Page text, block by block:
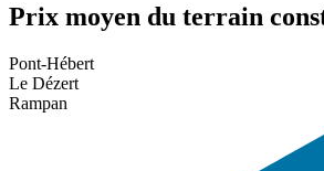
Prix moyen du terrain
Pont-Hébert
Le Dézert
Rampan